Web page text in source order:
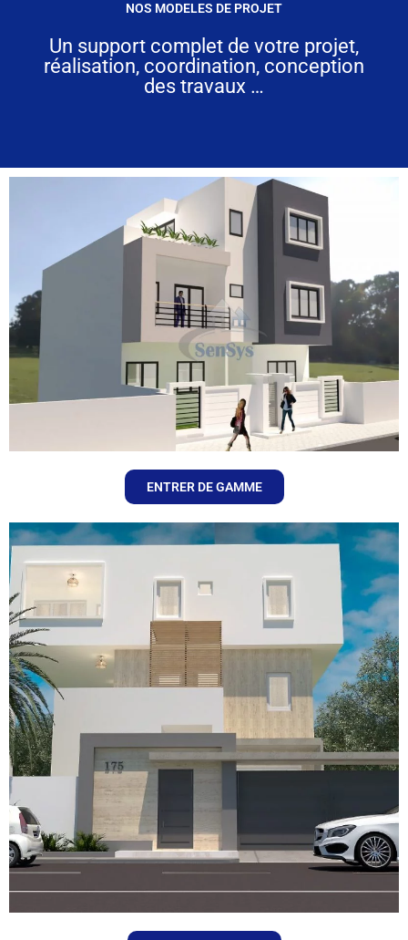
NOS MODELES DE PROJET
Un support complet de votre projet,
réalisation, coordination, conception
des travaux …
ENTRER DE GAMME